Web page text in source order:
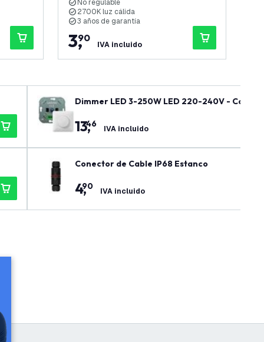
No regulable
2700K luz cálida
3 años de garantía
3,
90
IVA incluido
Dimmer LED 3-250W LED 220-240V - Corte
13,
46 IVA incluido
Conector de Cable IP68 Estanco
4,
90 IVA incluido